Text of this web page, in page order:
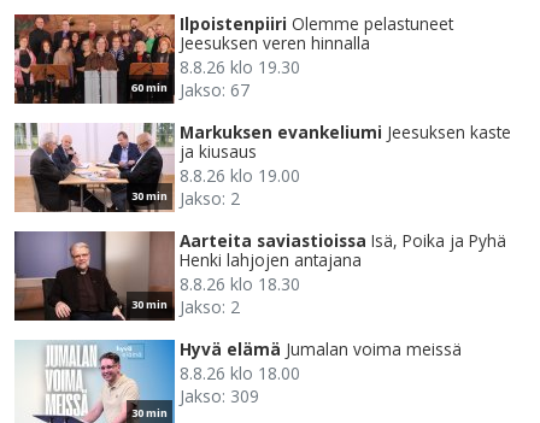
60 min
Ilpoistenpiiri Olemme pelastuneet
Jeesuksen veren hinnalla
8.8.26 klo 19.30
Jakso: 67
30 min
Markuksen evankeliumi Jeesuksen kaste
ja kiusaus
8.8.26 klo 19.00
Jakso: 2
30 min
Aarteita saviastioissa Isä, Poika ja Pyhä
Henki lahjojen antajana
8.8.26 klo 18.30
Jakso: 2
30 min
Hyvä elämä Jumalan voima meissä
8.8.26 klo 18.00
Jakso: 309